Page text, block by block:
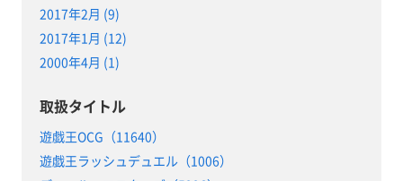
2017年2月 (9)
2017年1月 (12)
2000年4月 (1)
取扱タイトル
遊戯王OCG（11640）
遊戯王ラッシュデュエル（1006）